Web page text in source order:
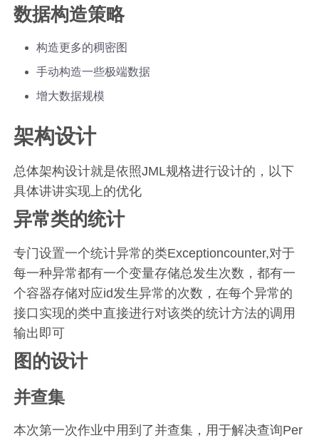
数据构造策略
构造更多的稠密图
手动构造一些极端数据
增大数据规模
架构设计
总体架构设计就是依照JML规格进行设计的，以下
具体讲讲实现上的优化
异常类的统计
专门设置一个统计异常的类Exceptioncounter,对于
每一种异常都有一个变量存储总发生次数，都有一
个容器存储对应id发生异常的次数，在每个异常的
接口实现的类中直接进行对该类的统计方法的调用
输出即可
图的设计
并查集
本次第一次作业中用到了并查集，用于解决查询Per